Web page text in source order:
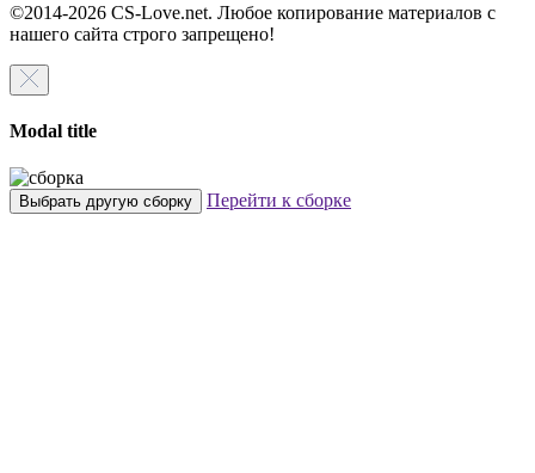
©2014-2026 CS-Love.net. Любое копирование материалов с
нашего сайта строго запрещено!
Modal title
Выбрать другую сборку Перейти к сборке